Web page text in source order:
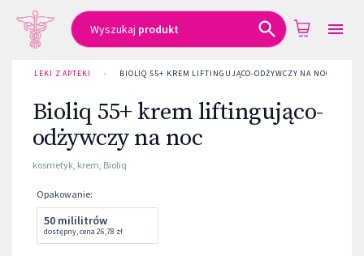
Wyszukaj produkt
LEKI Z APTEKI › BIOLIQ 55+ KREM LIFTINGUJĄCO-ODŻYWCZY NA NOC
Bioliq 55+ krem liftingująco-
odżywczy na noc
kosmetyk, krem, Bioliq
Opakowanie:
50 mililitrów
dostępny,cena 26,78 zł